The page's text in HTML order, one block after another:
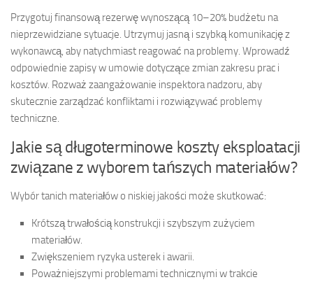
Przygotuj finansową rezerwę wynoszącą 10–20% budżetu na
nieprzewidziane sytuacje. Utrzymuj jasną i szybką komunikację z
wykonawcą, aby natychmiast reagować na problemy. Wprowadź
odpowiednie zapisy w umowie dotyczące zmian zakresu prac i
kosztów. Rozważ zaangażowanie inspektora nadzoru, aby
skutecznie zarządzać konfliktami i rozwiązywać problemy
techniczne.
Jakie są długoterminowe koszty eksploatacji
związane z wyborem tańszych materiałów?
Wybór tanich materiałów o niskiej jakości może skutkować:
Krótszą trwałością konstrukcji i szybszym zużyciem
materiałów.
Zwiększeniem ryzyka usterek i awarii.
Poważniejszymi problemami technicznymi w trakcie